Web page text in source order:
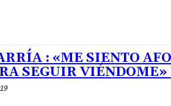
: «ME SIENTO
SEGUIR VIÉNDOME»